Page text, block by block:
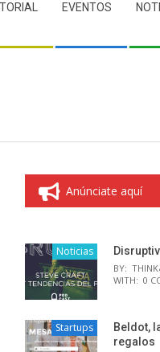
EVENTOS
Anúnciate aquí
Noticias
BY:
WITH: 0
Startups
Beldot,
regalos